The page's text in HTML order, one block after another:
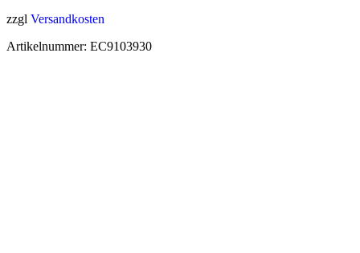
zzgl Versandkosten
Artikelnummer: EC9103930